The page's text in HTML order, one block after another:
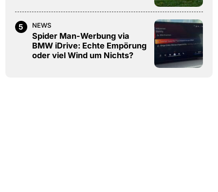
5 NEWS
Spider Man-Werbung via
BMW iDrive: Echte Empörung
oder viel Wind um Nichts?